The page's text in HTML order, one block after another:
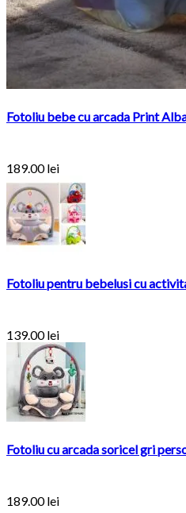
Fotoliu bebe cu arcada Print
189.00lei
Fotoliu pentru bebelusi cu
139.00lei
Fotoliu cu arcada soricel gri
189.00lei